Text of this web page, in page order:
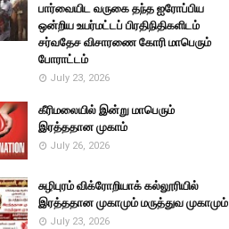
பார்வையிட வருகை தந்த ஐரோப்பிய
ஒன்றிய உயர்மட்டப் பிரதிநிதிகளிடம்
சர்வதேச விசாரணை கோரி மாபெரும்
போராட்டம்
July 23, 2026
கீரிமலையில் இன்று மாபெரும்
இரத்ததான முகாம்
July 26, 2026
சுழிபுரம் விக்ரோறியாக் கல்லூரியில்
இரத்ததான முகாமும் மருத்துவ முகாமும்
July 23, 2026